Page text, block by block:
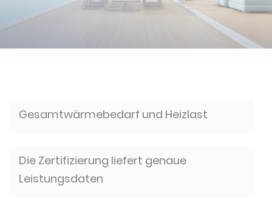
Gesamtwärmebedarf und Heizlast
Die Zertifizierung liefert genaue
Leistungsdaten